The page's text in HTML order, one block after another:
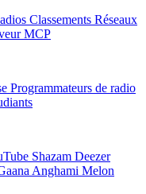
Classements Réseaux
MCP
Programmateurs de radio
Shazam Deezer
Anghami Melon